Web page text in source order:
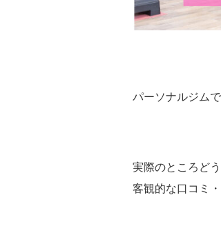
パーソナルジム
実際のところどう
客観的な口コミ